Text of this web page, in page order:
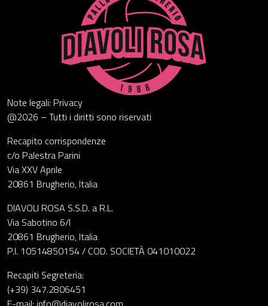
Note legali: Privacy
@2026 – Tutti i diritti sono riservati
Recapito corrispondenze
c/o Palestra Parini
Via XXV Aprile
20861 Brugherio, Italia
DIAVOLI ROSA S.S.D. a R.L.
Via Sabotino 6/I
20861 Brugherio, Italia
P.I. 10514850154 / COD. SOCIETÀ 041010022
Recapiti Segreteria:
(+39) 347.2806451